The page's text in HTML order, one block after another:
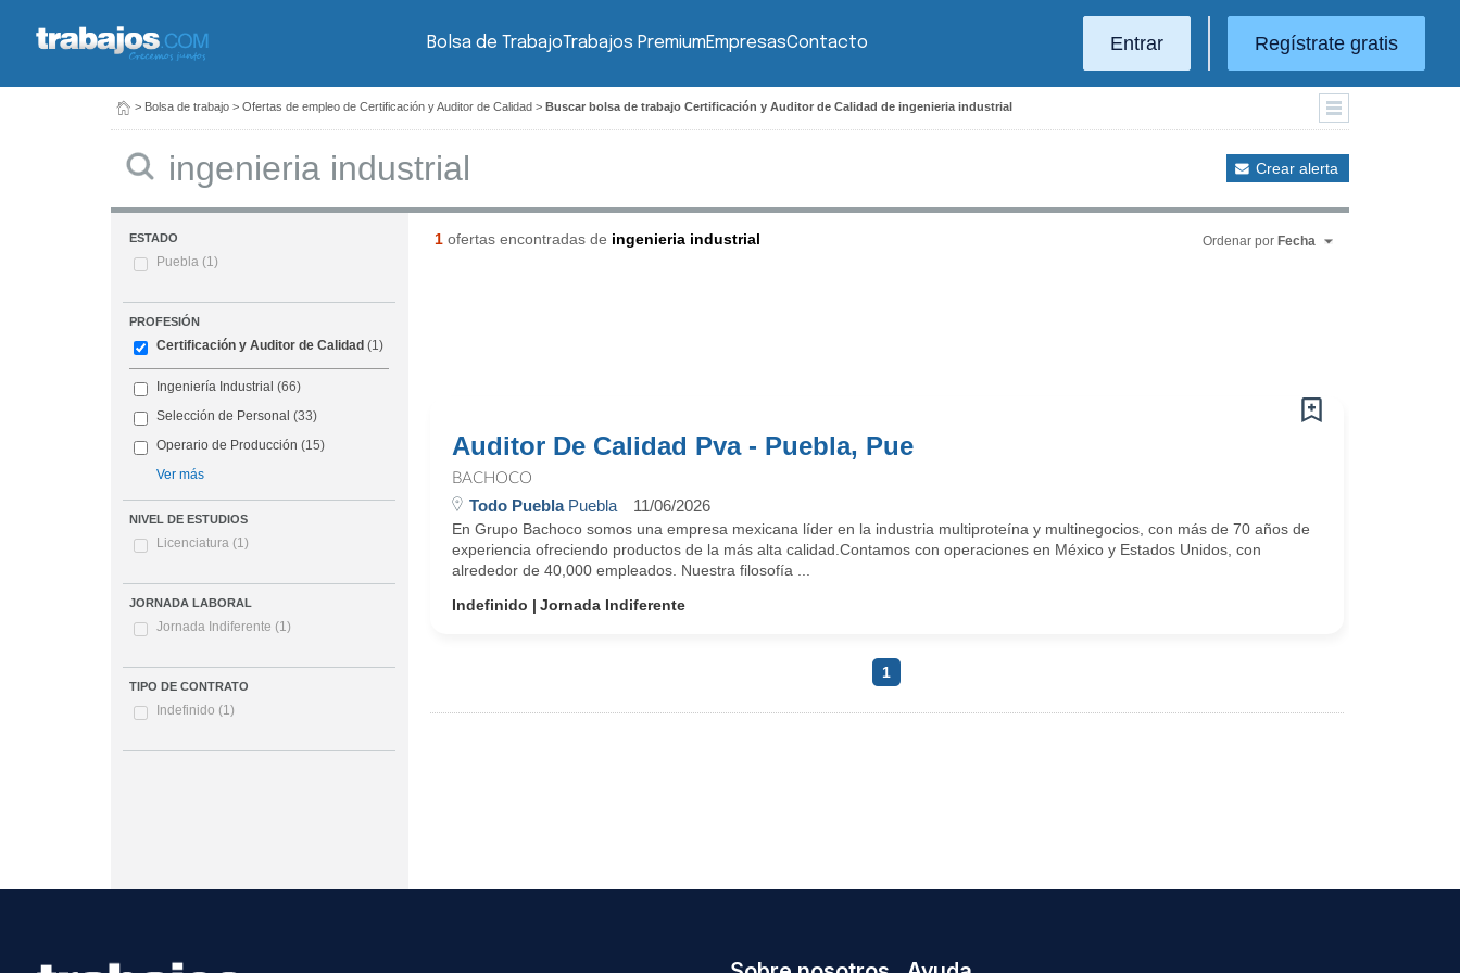
Bolsa de TrabajoTrabajos PremiumEmpresasContacto Entrar Regístrate gratis
> Bolsa de trabajo > Ofertas de empleo de Certificación y Auditor de Calidad > Buscar bolsa de trabajo Certificación y Auditor de Calidad de ingenieria industrial
Crear alerta
ESTADO
Puebla (1)
PROFESIÓN
Certificación y Auditor de Calidad (1)
Ingeniería Industrial (66)
Selección de Personal (33)
Operario de Producción (15)
Ver más
NIVEL DE ESTUDIOS
Licenciatura (1)
JORNADA LABORAL
Jornada Indiferente (1)
TIPO DE CONTRATO
Indefinido (1)
1ofertas encontradas de ingenieria industrial Ordenar por Fecha
Auditor De Calidad Pva - Puebla, Pue
BACHOCO
Todo PueblaPuebla 11/06/2026
En Grupo Bachoco somos una empresa mexicana líder en la industria multiproteína y multinegocios, con más de 70 años de
experiencia ofreciendo productos de la más alta calidad.Contamos con operaciones en México y Estados Unidos, con
alrededor de 40,000 empleados. Nuestra filosofía ...
Indefinido
Jornada Indiferente
1